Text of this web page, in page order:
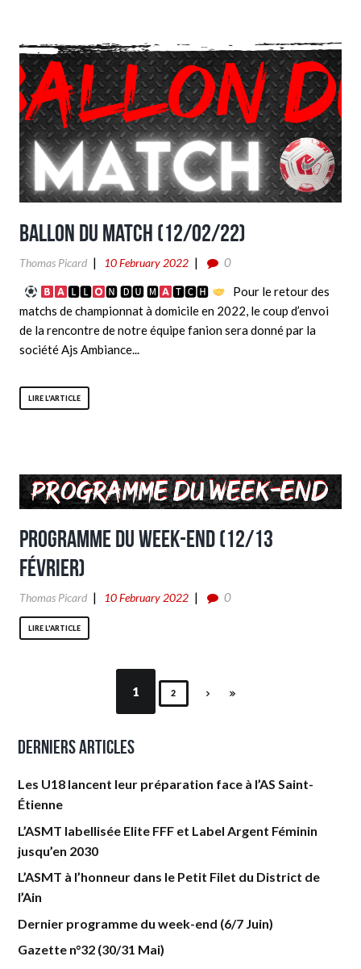
Ballon du match (12/02/22)
Thomas Picard 10 February 2022
0
🅻🅻
🅽 🅳🆄 🅼 🆃🅲🅷
Pour le retour des
matchs de championnat à domicile en 2022, le coup d’envoi
de la rencontre de notre équipe fanion sera donné par la
société Ajs Ambiance...
LIRE L'ARTICLE
Programme du week-end (12/13
Février)
Thomas Picard 10 February 2022 0
LIRE L'ARTICLE
1 2
Derniers articles
Les U18 lancent leur préparation face à l’AS Saint-
Étienne
L’ASMT labellisée Elite FFF et Label Argent Féminin
jusqu’en 2030
L’ASMT à l’honneur dans le Petit Filet du District de
l’Ain
Dernier programme du week-end (6/7 Juin)
Gazette n°32 (30/31 Mai)